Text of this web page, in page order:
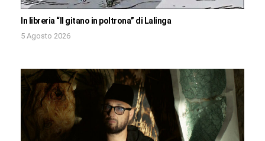
In libreria “Il gitano in poltrona” di Lalinga
5 Agosto 2026